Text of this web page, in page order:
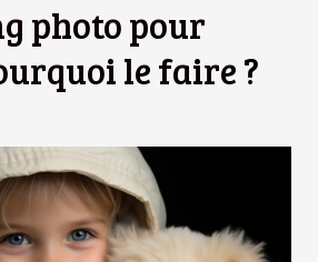
photo pour
le faire ?